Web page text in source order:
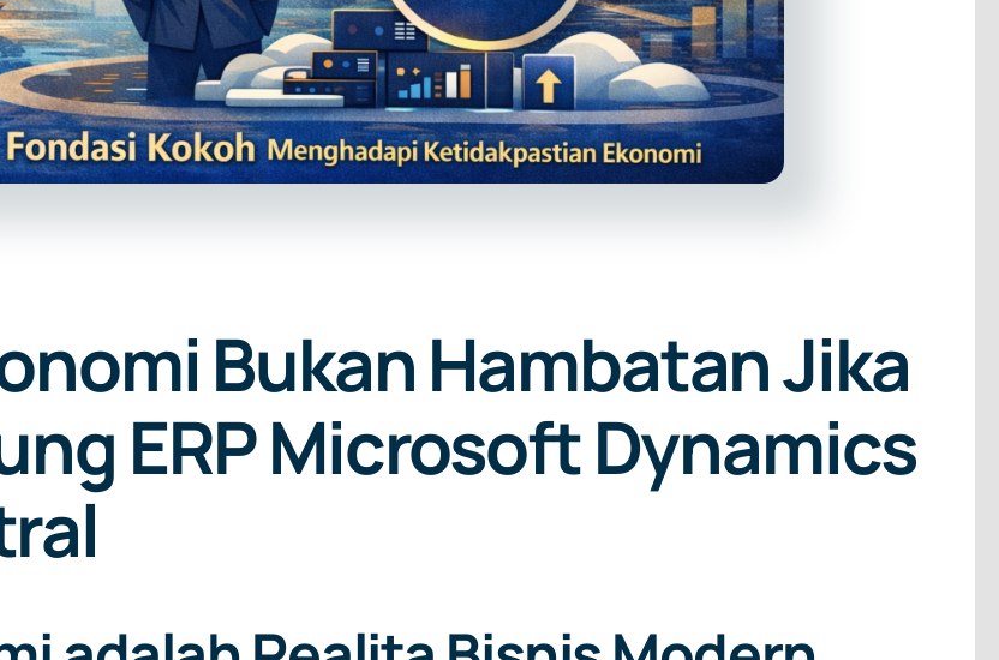
Bukan Hambatan Jika
ERP Microsoft Dynamics